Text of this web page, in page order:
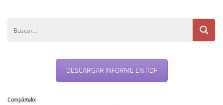
Noticias
DESCARGAR INFORME EN PDF
Compártelo: